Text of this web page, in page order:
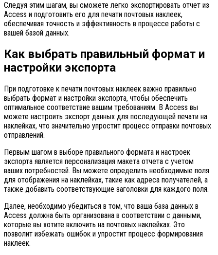
Следуя этим шагам, вы сможете легко экспортировать отчет из
Access и подготовить его для печати почтовых наклеек,
обеспечивая точность и эффективность в процессе работы с
вашей базой данных.
Как выбрать правильный формат и
настройки экспорта
При подготовке к печати почтовых наклеек важно правильно
выбрать формат и настройки экспорта, чтобы обеспечить
оптимальное соответствие вашим требованиям. В Access вы
можете настроить экспорт данных для последующей печати на
наклейках, что значительно упростит процесс отправки почтовых
отправлений.
Первым шагом в выборе правильного формата и настроек
экспорта является персонализация макета отчета с учетом
ваших потребностей. Вы можете определить необходимые поля
для отображения на наклейках, такие как адреса получателей, а
также добавить соответствующие заголовки для каждого поля.
Далее, необходимо убедиться в том, что ваша база данных в
Access должна быть организована в соответствии с данными,
которые вы хотите включить на почтовых наклейках. Это
позволит избежать ошибок и упростит процесс формирования
наклеек.